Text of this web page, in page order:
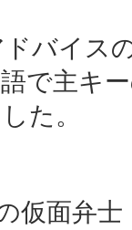
ドバイス
で主キ
た。
仮面弁